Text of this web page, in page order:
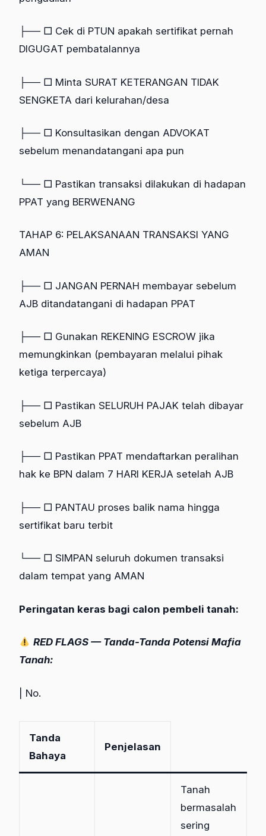
├── □ Cek di PTUN apakah sertifikat pernah
DIGUGAT pembatalannya
├── □ Minta SURAT KETERANGAN TIDAK
SENGKETA dari kelurahan/desa
├── □ Konsultasikan dengan ADVOKAT
sebelum menandatangani apa pun
└── □ Pastikan transaksi dilakukan di hadapan
PPAT yang BERWENANG
TAHAP 6: PELAKSANAAN TRANSAKSI YANG
AMAN
├── □ JANGAN PERNAH membayar sebelum
AJB ditandatangani di hadapan PPAT
├── □ Gunakan REKENING ESCROW jika
memungkinkan (pembayaran melalui pihak
ketiga terpercaya)
├── □ Pastikan SELURUH PAJAK telah dibayar
sebelum AJB
├── □ Pastikan PPAT mendaftarkan peralihan
hak ke BPN dalam 7 HARI KERJA setelah AJB
├── □ PANTAU proses balik nama hingga
sertifikat baru terbit
└── □ SIMPAN seluruh dokumen transaksi
dalam tempat yang AMAN
Peringatan keras bagi calon pembeli tanah:
RED FLAGS — Tanda-Tanda Potensi Mafia
Tanah:
| No.
Tanda
Bahaya
Penjelasan
Tanah
bermasalah
sering